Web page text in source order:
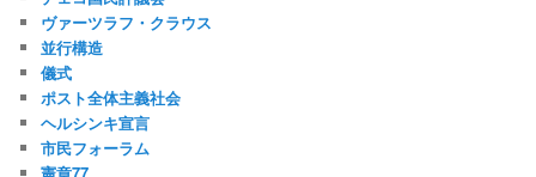
ヴァーツラフ・クラウス
並行構造
儀式
ポスト全体主義社会
ヘルシンキ宣言
市民フォーラム